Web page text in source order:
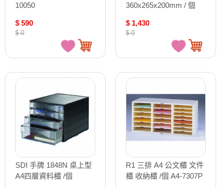
10050
$ 590
$ 0
360x265x200mm / 個
$ 1,430
$ 0
SDI 手牌 1848N 桌上型
A4四層資料櫃 /個
R1 三排 A4 公文櫃 文件
櫃 收納櫃 /個 A4-7307P